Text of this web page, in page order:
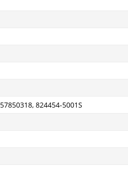
824454-5001S